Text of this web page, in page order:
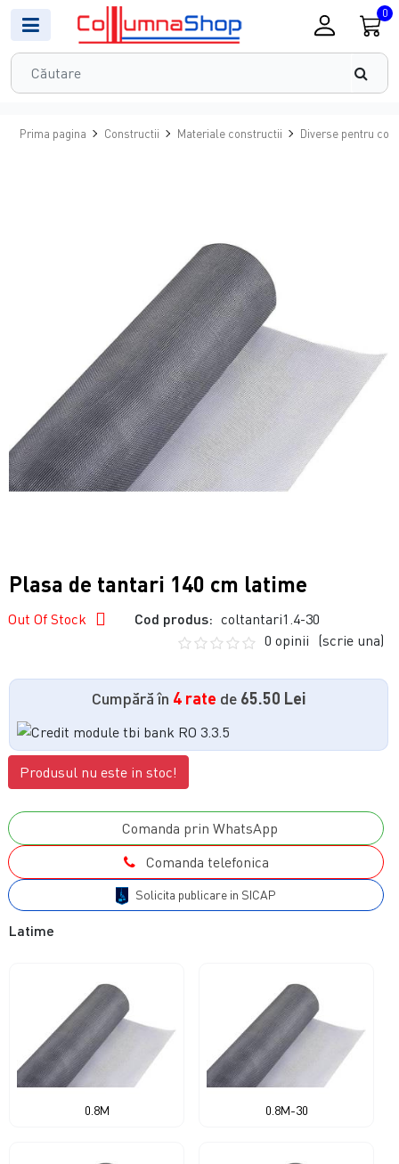
0
Prima pagina Constructii Materiale constructii Diverse pentru
Plasa de tantari 140 cm latime
Out Of Stock Cod produs: coltantari1.4-30
0 opinii (scrie una)
Cumpără în 4 rate de 65.50 Lei
Produsul nu este in stoc!
Comanda prin WhatsApp
Comanda telefonica
Solicita publicare in SICAP
Latime
0.8M 0.8M-30